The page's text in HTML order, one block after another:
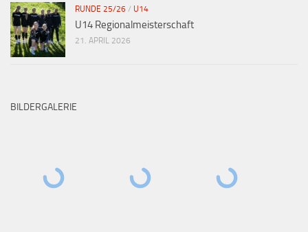
RUNDE 25/26 / U14
U14 Regionalmeisterschaft
21. APRIL 2026
BILDERGALERIE